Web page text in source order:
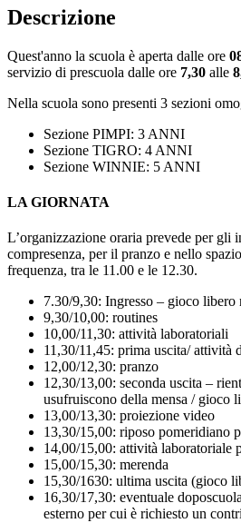
Descrizione
Quest'anno la scuola è aperta dalle ore
servizio di prescuola dalle ore 7,30 alle
Nella scuola sono presenti 3 sezioni
Sezione PIMPI: 3 ANNI
Sezione TIGRO: 4 ANNI
Sezione WINNIE: 5 ANNI
LA GIORNATA
L’organizzazione oraria prevede per gli
compresenza, per il pranzo e nello
frequenza, tra le 11.00 e le 12.30.
7.30/9,30: Ingresso – gioco libero
9,30/10,00: routines
10,00/11,30: attività laboratoriali
11,30/11,45: prima uscita/ attività
12,00/12,30: pranzo
12,30/13,00: seconda uscita –
usufruiscono della mensa / gioco
13,00/13,30: proiezione video
13,30/15,00: riposo pomeridiano
14,00/15,00: attività laboratoriale
15,00/15,30: merenda
15,30/1630: ultima uscita (gioco
16,30/17,30: eventuale
esterno per cui è richiesto un